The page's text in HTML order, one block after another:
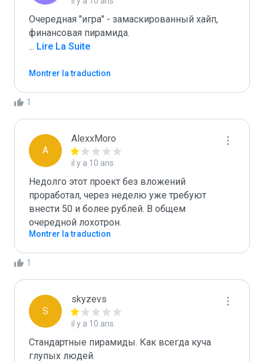
Очередная "игра" - замаскированный хайп,
... Lire La Suite
Montrer la traduction
1
A
AlexxMoro
il y a 10 ans
Недолго этот проект без вложений
проработал, через неделю уже требуют
внести 50 и более рублей. В общем
очередной лохотрон.
Montrer la traduction
1
S
skyzevs
il y a 10 ans
Стандартные пирамиды. Как всегда куча
глупых людей.